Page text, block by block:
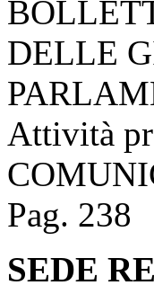
DELLE
Attività
Pag. 238
SEDE